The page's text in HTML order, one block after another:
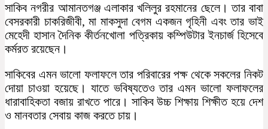
সাকিব নগরীর আমানতগঞ্জ এলাকার খলিলুর রহমানের ছেলে। তার বাবা
বেসরকারী চাকরিজীবী, মা মাকসুদা বেগম একজন গৃহিনী এবং তার ভাই
মেহেদী হাসান দৈনিক কীর্তনখোলা পত্রিকায় কম্পিউটার ইনচার্জ হিসেবে
কর্মরত রয়েছেন।
সাকিবের এমন ভালো ফলাফলে তার পরিবারের পক্ষ থেকে সকলের নিকট
দোয়া চাওয়া হয়েছে। যাতে ভবিষ্যতেও তার এমন ভালো ফলাফলের
ধারাবাহিকতা বজায় রাখতে পারে। সাকিব উচ্চ শিক্ষায় শিক্ষীত হয়ে দেশ
ও মানবতার সেবায় কাজ করতে চায়।